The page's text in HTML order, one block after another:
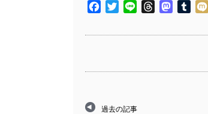
Facebook
TwitterLine Threads
過去の記事